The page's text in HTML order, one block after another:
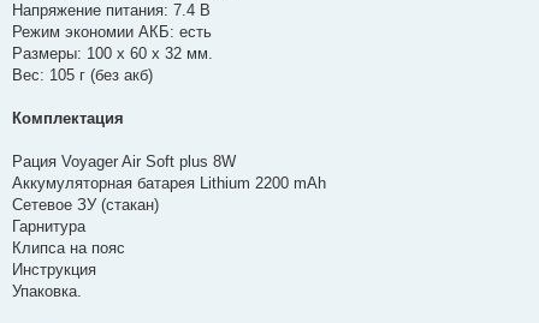
Напряжение питания: 7.4 В
Режим экономии АКБ: есть
Размеры: 100 х 60 х 32 мм.
Вес: 105 г (без акб)
Комплектация
Рация Voyager Air Soft plus 8W
Аккумуляторная батарея Lithium 2200 mAh
Сетевое ЗУ (стакан)
Гарнитура
Клипса на пояс
Инструкция
Упаковка.